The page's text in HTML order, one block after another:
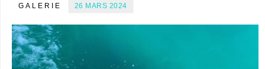
GALERIE 26 MARS 2024